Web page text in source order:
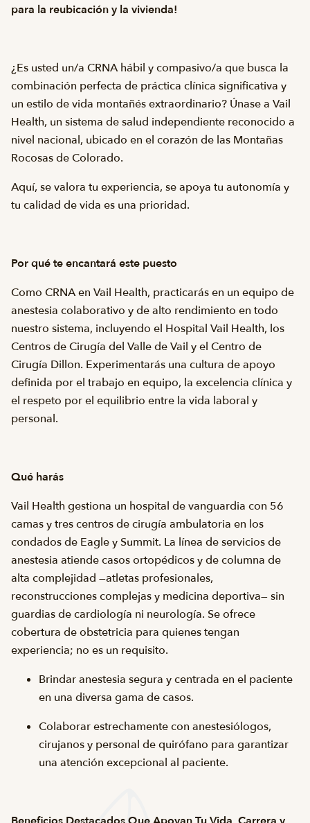
para la reubicación y la vivienda!
¿Es usted un/a CRNA hábil y compasivo/a que busca la
combinación perfecta de práctica clínica significativa y
un estilo de vida montañés extraordinario? Únase a Vail
Health, un sistema de salud independiente reconocido a
nivel nacional, ubicado en el corazón de las Montañas
Rocosas de Colorado.
Aquí, se valora tu experiencia, se apoya tu autonomía y
tu calidad de vida es una prioridad.
Por qué te encantará este puesto
Como CRNA en Vail Health, practicarás en un equipo de
anestesia colaborativo y de alto rendimiento en todo
nuestro sistema, incluyendo el Hospital Vail Health, los
Centros de Cirugía del Valle de Vail y el Centro de
Cirugía Dillon. Experimentarás una cultura de apoyo
definida por el trabajo en equipo, la excelencia clínica y
el respeto por el equilibrio entre la vida laboral y
personal.
Qué harás
Vail Health gestiona un hospital de vanguardia con 56
camas y tres centros de cirugía ambulatoria en los
condados de Eagle y Summit. La línea de servicios de
anestesia atiende casos ortopédicos y de columna de
alta complejidad —atletas profesionales,
reconstrucciones complejas y medicina deportiva— sin
guardias de cardiología ni neurología. Se ofrece
cobertura de obstetricia para quienes tengan
experiencia; no es un requisito.
Brindar anestesia segura y centrada en el paciente
en una diversa gama de casos.
Colaborar estrechamente con anestesiólogos,
cirujanos y personal de quirófano para garantizar
una atención excepcional al paciente.